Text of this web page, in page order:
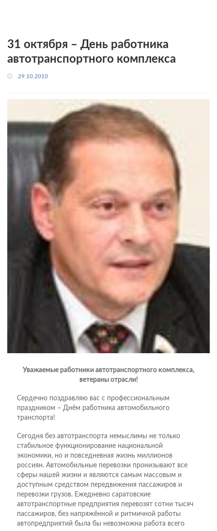
31 октября – День работника
автотранспортного комплекса
29.10.2010
Уважаемые работники автотранспортного комплекса,
ветераны отрасли!
Сердечно поздравляю вас с профессиональным
праздником – Днём работника автомобильного
транспорта!
Сегодня без автотранспорта немыслимы не только
стабильное функционирование национальной
экономики, но и повседневная жизнь миллионов
россиян. Автомобильные перевозки пронизывают все
сферы нашей жизни и являются самым массовым и
доступным средством передвижения пассажиров и
перевозки грузов. Ежедневно саратовские
автотранспортные предприятия перево­зят сотни тысяч
пассажиров, без напряжённой и ритмичной работы
автопредприятий была бы невозможна работа всего